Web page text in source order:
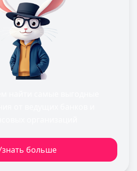
больше